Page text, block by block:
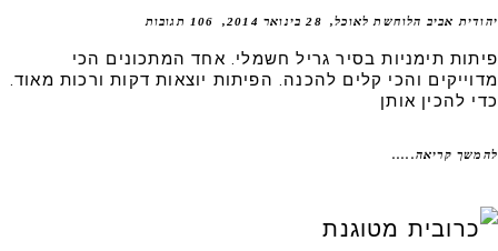
אביב הלוחשת לאוכל 28 בינואר 2014 106 תגובות
תימניות בסיר גריל חשמלי. אחד המתכונים הכי
והכי קלים להכנה. הפיתות יוצאות דקות ורכות מאוד.
להכין אותן
קריאה.....